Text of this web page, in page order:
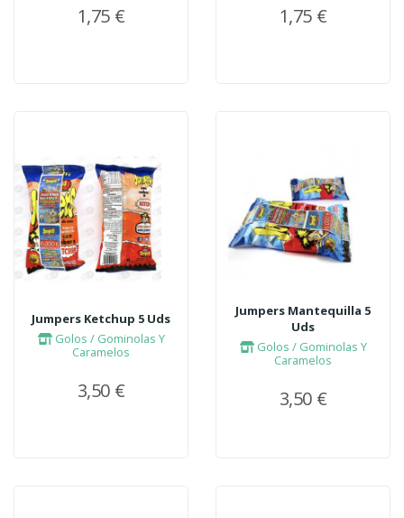
1,75 € 1,75 €
Jumpers Ketchup 5 Uds
Golos / Gominolas Y
Caramelos
3,50 €
Jumpers Mantequilla 5
Uds
Golos / Gominolas Y
Caramelos
3,50 €